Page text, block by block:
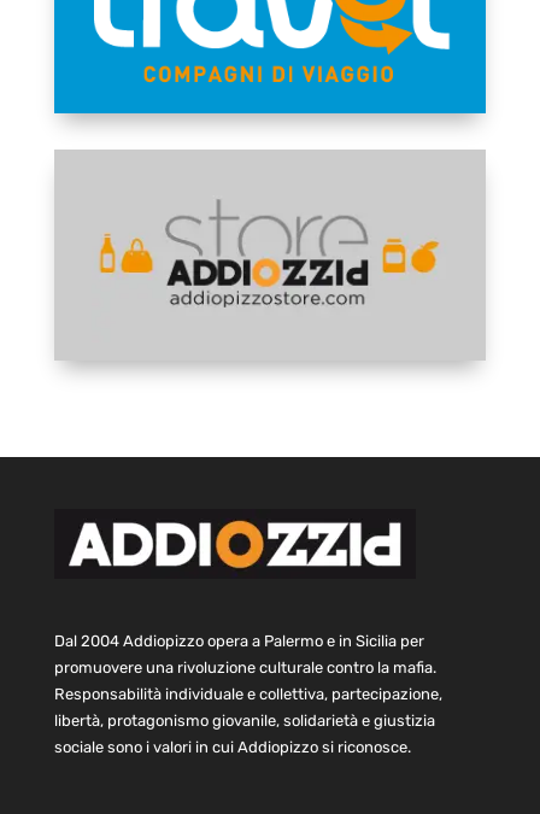
Dal 2004 Addiopizzo opera a Palermo e in Sicilia per
promuovere una rivoluzione culturale contro la mafia.
Responsabilità individuale e collettiva, partecipazione,
libertà, protagonismo giovanile, solidarietà e giustizia
sociale sono i valori in cui Addiopizzo si riconosce.